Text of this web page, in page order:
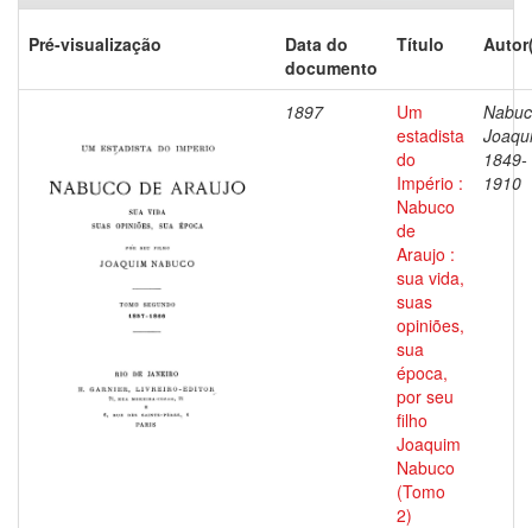
Pré-visualização
Data do
documento
Título
1897
Um
estadista
do
Império :
Nabuco
de
Araujo :
sua vida,
suas
opiniões,
sua
época,
por seu
filho
Joaquim
Nabuco
(Tomo
2)
1849-
1910